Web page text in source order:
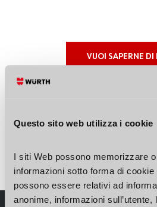
Questo sito web utilizza i cookie
I siti Web possono memorizzare
informazioni sotto forma di
possono essere relativi ad
anonime, informazioni sull’utente,
VUOI SAPERNE DI